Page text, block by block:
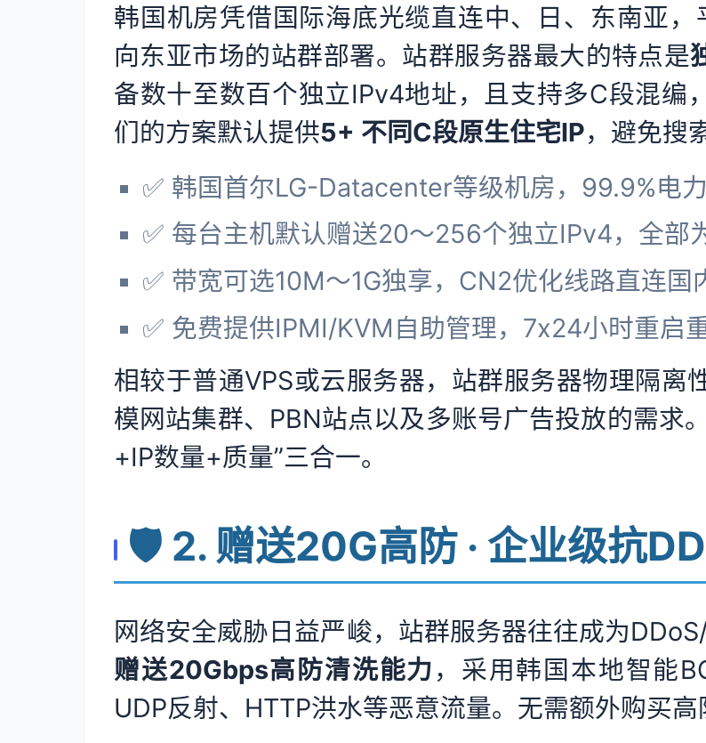
韩国机房凭借国际海底光缆直连中、日、东南亚
向东亚市场的站群部署。站群服务器最大的特点是
备数十至数百个独立IPv4地址，且支持多C段混编
们的方案默认提供5+ 不同C段原生住宅IP，避免搜
✅ 韩国首尔LG-Datacenter等级机房，99.9%电
✅ 每台主机默认赠送20～256个独立IPv4，全部
✅ 带宽可选10M～1G独享，CN2优化线路直连国
✅ 免费提供IPMI/KVM自助管理，7x24小时重启
相较于普通VPS或云服务器，站群服务器物理隔离
模网站集群、PBN站点以及多账号广告投放的需求
+IP数量+质量”三合一。
🛡️ 2. 赠送20G高防 · 企业级抗
网络安全威胁日益严峻，站群服务器往往成为
赠送20Gbps高防清洗能力 ，采用韩国本地智能
UDP反射、HTTP洪水等恶意流量。无需额外购买高